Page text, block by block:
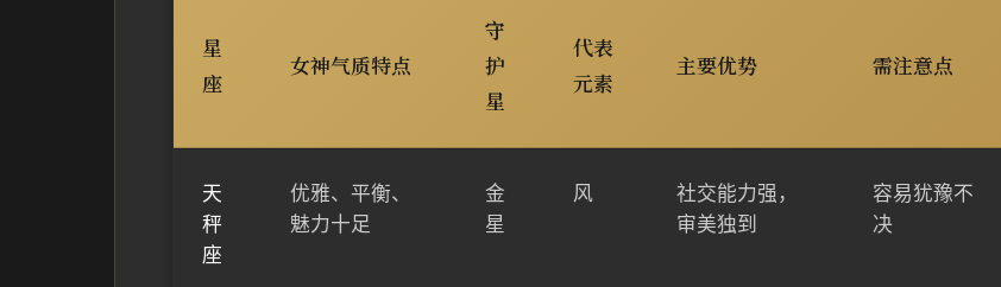
星
座
女神气质特点
守
护
星
代表
元素
主要优势 需注意点
天
秤
座
优雅、平衡、
魅力十足
金
星
风
社交能力强，
审美独到
容易犹豫不
决